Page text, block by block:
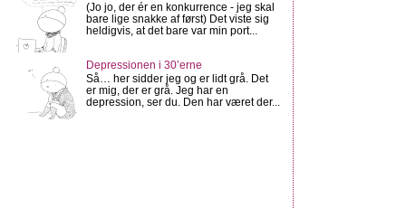
(Jo jo, der ér en konkurrence - jeg skal
bare lige snakke af først) Det viste sig
heldigvis, at det bare var min port...
Depressionen i 30’erne
Så… her sidder jeg og er lidt grå. Det
er mig, der er grå. Jeg har en
depression, ser du. Den har været der...